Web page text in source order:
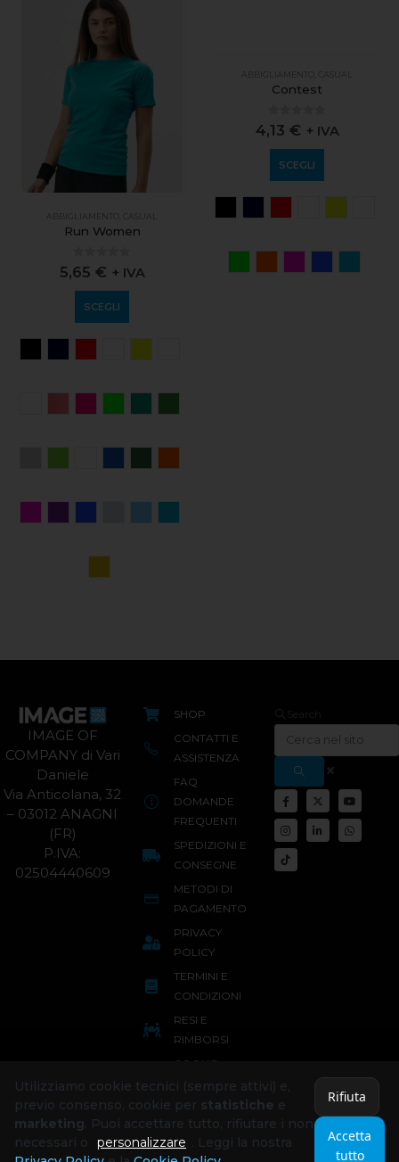
ABBIGLIAMENTO CASUAL
Run Women
0 out of 5
5,65 € + IVA
SCEGLI
ABBIGLIAMENTO CASUAL
4,13€ + IVA
IMAGE OF
COMPANY di Vari
Daniele
Via Anticolana, 32
– 03012 ANAGNI
(FR)
P.IVA:
02504440609
SHOP
CONTATTI E
ASSISTENZA
FAQ
DOMANDE
FREQUENTI
SPEDIZIONI E
CONSEGNE
METODI DI
PAGAMENTO
PRIVACY
POLICY
TERMINI E
CONDIZIONI
RESI E
RIMBORSI
COOKIE
POLICY
Utilizziamo cookie tecnici (sempre attivi) e,
previo consenso, cookie per statistiche e
marketing. Puoi accettare tutto, rifiutare i non
necessari o
personalizzare . Leggi la nostra
Rifiuta
Accetta
tutto